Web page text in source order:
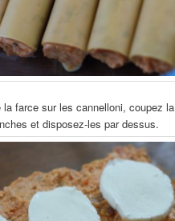
farce sur les cannelloni, coupez la
et disposez-les par dessus.